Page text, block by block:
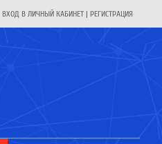
ВХОД В ЛИЧНЫЙ КАБИНЕТ | РЕГИСТРАЦИЯ